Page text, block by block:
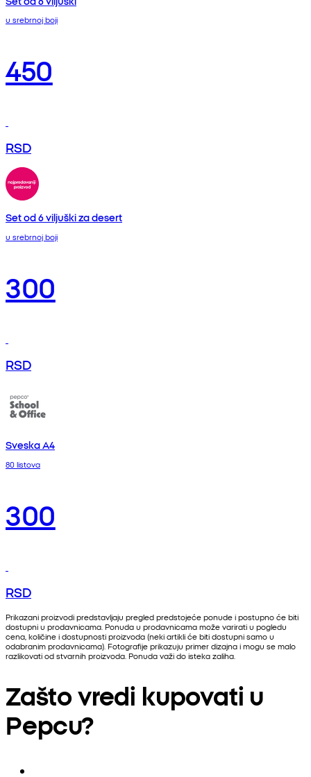
u srebrnoj boji
450
RSD
Set od 6 viljuški za desert
u srebrnoj boji
300
RSD
Sveska A4
80 listova
300
RSD
Prikazani proizvodi predstavljaju pregled predstojeće ponude i postupno će biti
dostupni u prodavnicama. Ponuda u prodavnicama može varirati u pogledu
cena, količine i dostupnosti proizvoda (neki artikli će biti dostupni samo u
odabranim prodavnicama). Fotografije prikazuju primer dizajna i mogu se malo
razlikovati od stvarnih proizvoda. Ponuda važi do isteka zaliha.
Zašto vredi kupovati u
Pepcu?